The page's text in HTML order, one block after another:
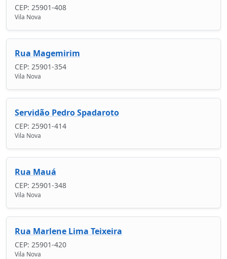
CEP: 25901-408
Vila Nova
Rua Magemirim
CEP: 25901-354
Vila Nova
Servidão Pedro Spadaroto
CEP: 25901-414
Vila Nova
Rua Mauá
CEP: 25901-348
Vila Nova
Rua Marlene Lima Teixeira
CEP: 25901-420
Vila Nova